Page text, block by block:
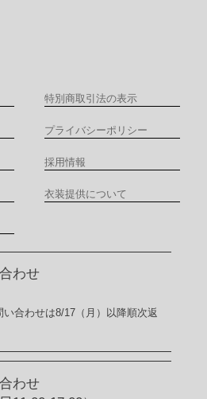
特別商取引法の表示
プライバシーポリシー
採用情報
衣装提供について
わせ
合わせは8/17（月）以降順次返
わせ